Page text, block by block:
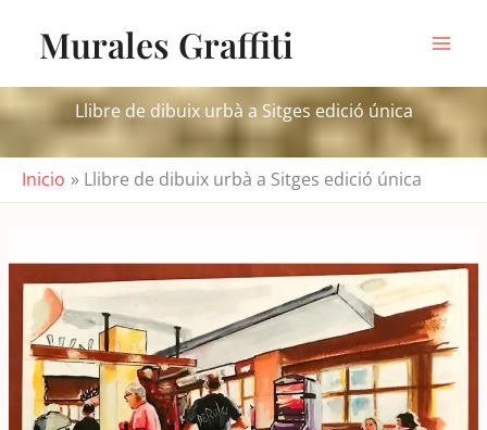
contenidoMurales Graffiti
Llibre de dibuix urbà a Sitges edició única
Inicio Llibre de dibuix urbà a Sitges edició única